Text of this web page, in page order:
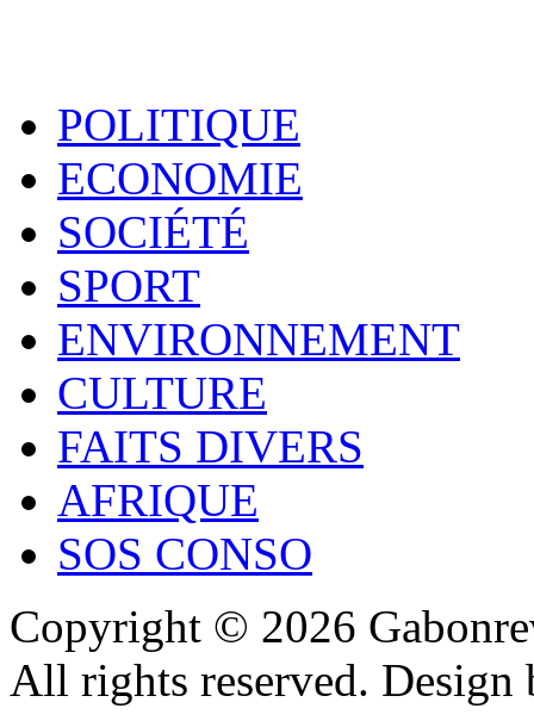
POLITIQUE
ECONOMIE
SOCIÉTÉ
SPORT
ENVIRONNEMENT
CULTURE
FAITS DIVERS
AFRIQUE
SOS CONSO
Copyright © 2026
All rights reserved.